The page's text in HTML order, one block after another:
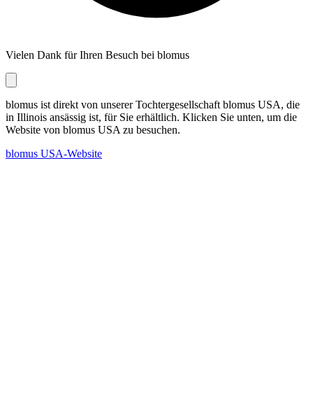
Vielen Dank für Ihren Besuch bei blomus
blomus ist direkt von unserer Tochtergesellschaft blomus USA, die
in Illinois ansässig ist, für Sie erhältlich. Klicken Sie unten, um die
Website von blomus USA zu besuchen.
blomus USA-Website